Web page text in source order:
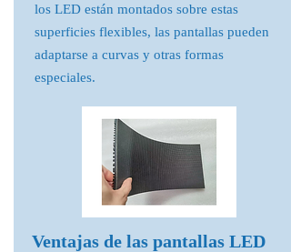
los LED están montados sobre estas
superficies flexibles, las pantallas pueden
adaptarse a curvas y otras formas
especiales.
Ventajas de las pantallas LED